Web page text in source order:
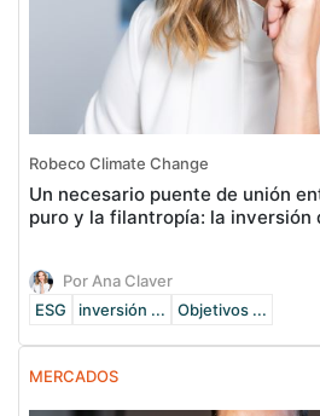
Robeco Climate Change
Un necesario puente de unión
puro y la filantropía: la inversión
Por Ana Claver
ESG
inversión ... Objetivos ...
MERCADOS